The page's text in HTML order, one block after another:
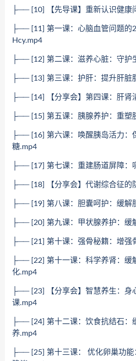
├── [10] 【先导课】重新认识健康
├── [11] 第一课：心脑血管问题的
Hcy.mp4
├── [12] 第二课：滋养心脏：守护
├── [13] 第三课：护肝：提升肝脏
├── [14] 【分享会】第四课：肝肾
├── [15] 第五课：胰腺养护：重塑
├── [16] 第六课：唤醒胰岛活力：
糖.mp4
├── [17] 第七课：重建肠道屏障：
├── [18] 【分享会】代谢综合征的
├── [19] 第八课：胆囊呵护：缓解
├── [20] 第九课：甲状腺养护：缓
├── [21] 第十课：强骨秘籍：增强
├── [22] 第十一课：科学养肾：缓
化.mp4
├── [23] 【分享会】智慧养生：身
课.mp4
├── [24] 第十二课：饮食抗结石：
养.mp4
├── [25] 第十三课： 优化卵巢功